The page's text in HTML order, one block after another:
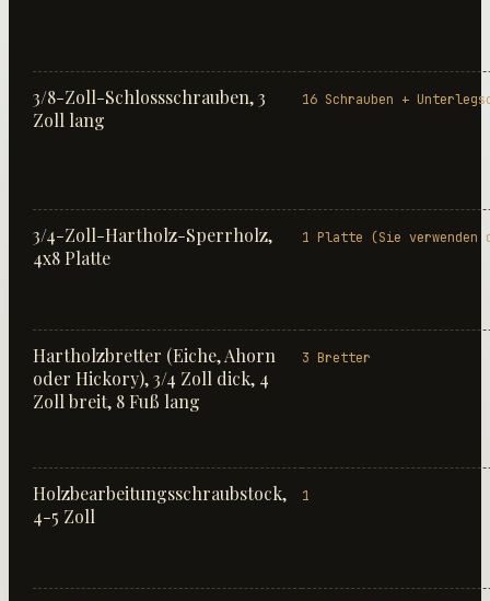
3/8-Zoll-Schlossschrauben, 3
Zoll lang
16 Schrauben +
3/4-Zoll-Hartholz-Sperrholz,
4x8 Platte
1 Platte (Sie
Hartholzbretter (Eiche, Ahorn
oder Hickory), 3/4 Zoll dick, 4
Zoll breit, 8 Fuß lang
3 Bretter
Holzbearbeitungsschraubstock,
4-5 Zoll
1